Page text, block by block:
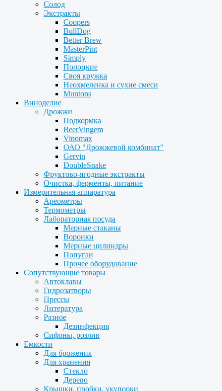
Солод
Экстракты
Coopers
BullDog
Better Brew
MasterPint
Simply
Полоцкие
Своя кружка
Неохмеленка и сухие смеси
Muntons
Виноделие
Дрожжи
Подкормка
BeerVingem
Vinomax
ОАО "Дрожжевой комбинат"
Gervin
DoubleSnake
Фруктово-ягодные экстракты
Очистка, ферменты, питание
Измерительная аппаратура
Ареометры
Термометры
Лабораторная посуда
Мерные стаканы
Воронки
Мерные цилиндры
Попугаи
Прочее оборудование
Сопутствующие товары
Автоклавы
Гидрозатворы
Прессы
Литература
Разное
Дезинфекция
Сифоны, розлив
Емкости
Для брожения
Для хранения
Стекло
Дерево
Крышки, пробки, укупорки